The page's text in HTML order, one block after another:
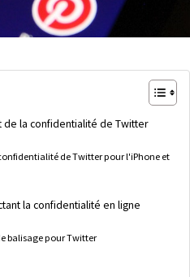
de la confidentialité de Twitter
de Twitter pour l'iPhone et
la confidentialité en ligne
balisage pour Twitter